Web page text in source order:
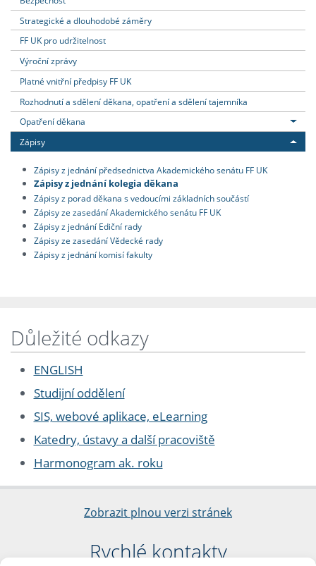
Strategické a dlouhodobé záměry
FF UK pro udržitelnost
Výroční zprávy
Platné vnitřní předpisy FF UK
Rozhodnutí a sdělení děkana, opatření a sdělení tajemníka
Opatření děkana
Zápisy
Zápisy z jednání předsednictva Akademického senátu FF UK
Zápisy z jednání kolegia děkana
Zápisy z porad děkana s vedoucími základních součástí
Zápisy ze zasedání Akademického senátu FF UK
Zápisy z jednání Ediční rady
Zápisy ze zasedání Vědecké rady
Zápisy z jednání komisí fakulty
Důležité odkazy
ENGLISH
Studijní oddělení
SIS, webové aplikace, eLearning
Katedry, ústavy a další pracoviště
Harmonogram ak. roku
Zobrazit plnou verzi stránek
Rychlé kontakty